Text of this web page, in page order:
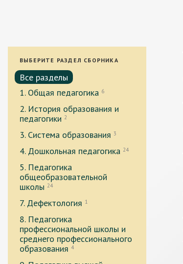
ВЫБЕРИТЕ РАЗДЕЛ СБОРНИКА
Все разделы
1. Общая педагогика 6
2. История образования и
педагогики 2
3. Система образования 3
4. Дошкольная педагогика 24
5. Педагогика
общеобразовательной
школы 24
7. Дефектология 1
8. Педагогика
профессиональной школы и
среднего профессионального
образования 4